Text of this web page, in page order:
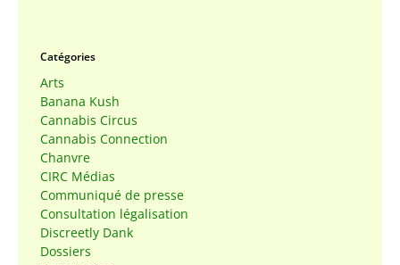
Catégories
Arts
Banana Kush
Cannabis Circus
Cannabis Connection
Chanvre
CIRC Médias
Communiqué de presse
Consultation légalisation
Discreetly Dank
Dossiers